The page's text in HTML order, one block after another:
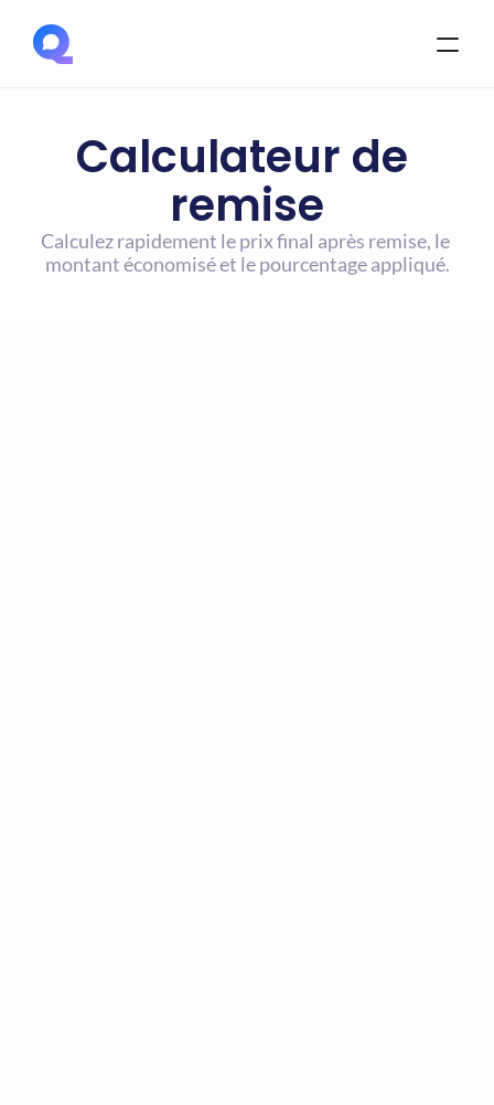
Calculateur de
remise
Calculez rapidement le prix final après remise, le
montant économisé et le pourcentage appliqué.